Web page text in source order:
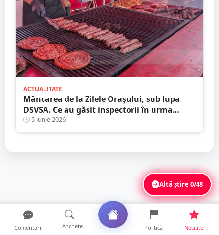
ACTUALITATE
Mâncarea de la Zilele Orașului, sub lupa
DSVSA. Ce au găsit inspectorii în urma
controalelor
5 iunie 2026
Altă știre0/48
Comentarii Anchete Politică Necitite